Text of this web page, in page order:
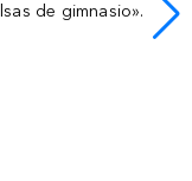
de gimnasio».